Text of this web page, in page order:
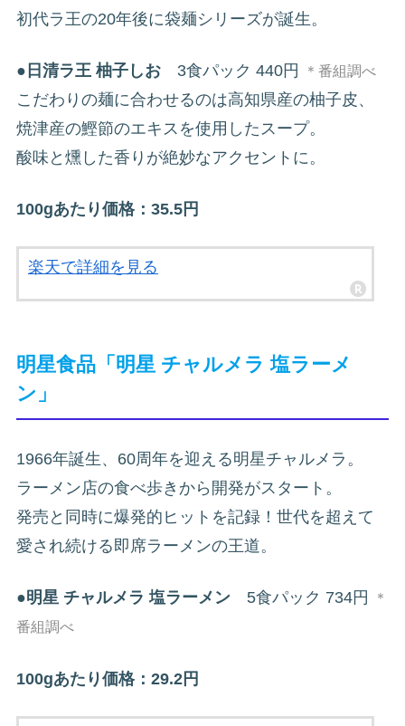
初代ラ王の20年後に袋麺シリーズが誕生。
● 日清ラ王 柚子しお 3食パック 440円 ＊番組調べ
こだわりの麺に合わせるのは高知県産の柚子皮、
焼津産の鰹節のエキスを使用したスープ。
酸味と燻した香りが絶妙なアクセントに。
100gあたり価格：35.5円
楽天で詳細を見る
明星食品「明星 チャルメラ 塩ラーメ
ン」
1966年誕生、60周年を迎える明星チャルメラ。
ラーメン店の食べ歩きから開発がスタート。
発売と同時に爆発的ヒットを記録！世代を超えて
愛され続ける即席ラーメンの王道。
●明星 チャルメラ 塩ラーメン 5食パック 734円
＊
番組調べ
100gあたり価格：29.2円